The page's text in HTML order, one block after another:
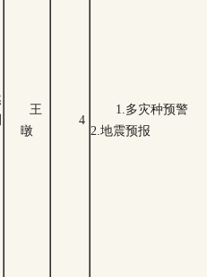
王
暾
4
1.多灾种预警
2.地震预报